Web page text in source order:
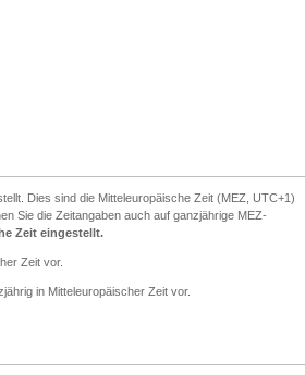
Dies sind die Mitteleuropäische Zeit (MEZ, UTC+1)
Sie die Zeitangaben auch auf ganzjährige MEZ-
Zeit eingestellt.
Zeit vor.
in Mitteleuropäischer Zeit vor.